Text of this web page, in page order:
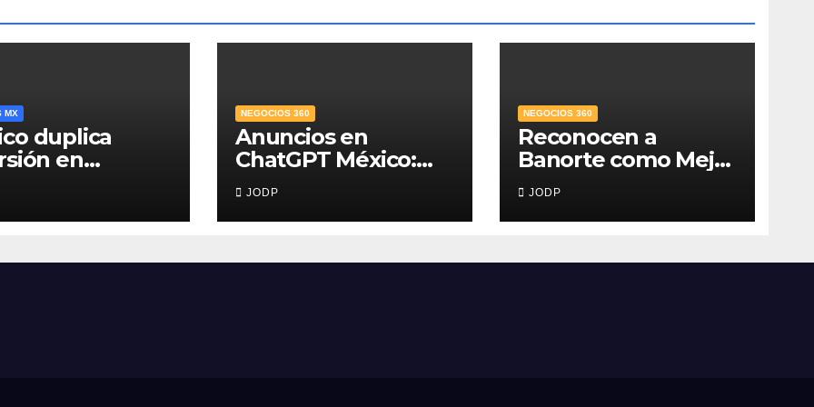
MX
duplica
en
infancia,
destina
del gasto
NEGOCIOS 360
Anuncios en
ChatGPT México:
¿quién los verá y
qué pasará con las
conversaciones?
JODP
NEGOCIOS 360
Reconocen a
Banorte como Mejor
Banco para PyMEs;
supera 14% del
mercado crediticio
JODP